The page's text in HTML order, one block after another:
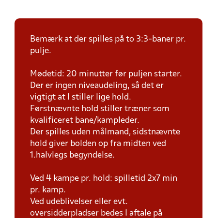
Bemærk at der spilles på to 3:3-baner pr.
pulje.
Mødetid: 20 minutter før puljen starter.
Der er ingen niveaudeling, så det er
vigtigt at I stiller lige hold.
Førstnævnte hold stiller træner som
kvalificeret bane/kampleder.
Der spilles uden målmand, sidstnævnte
hold giver bolden op fra midten ved
1.halvlegs begyndelse.
Ved 4 kampe pr. hold: spilletid 2x7 min
pr. kamp.
Ved udeblivelser eller evt.
oversidderpladser bedes I aftale på